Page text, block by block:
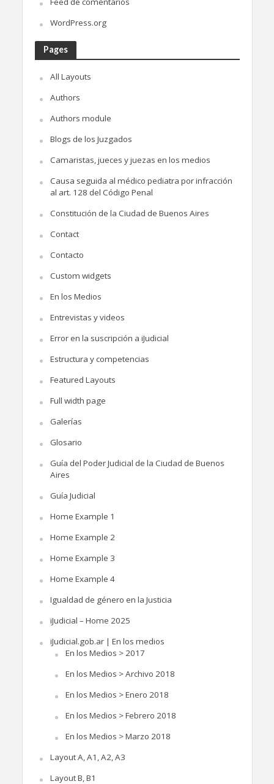
WordPress.org
Pages
All Layouts
Authors
Authors module
Blogs de los Juzgados
Camaristas, jueces y juezas en los medios
Causa seguida al médico pediatra por infracción
al art. 128 del Código Penal
Constitución de la Ciudad de Buenos Aires
Contact
Contacto
Custom widgets
En los Medios
Entrevistas y videos
Error en la suscripción a iJudicial
Estructura y competencias
Featured Layouts
Full width page
Galerías
Glosario
Guía del Poder Judicial de la Ciudad de Buenos
Aires
Guía Judicial
Home Example 1
Home Example 2
Home Example 3
Home Example 4
Igualdad de género en la Justicia
iJudicial – Home 2025
iJudicial.gob.ar | En los medios
En los Medios > 2017
En los Medios > Archivo 2018
En los Medios > Enero 2018
En los Medios > Febrero 2018
En los Medios > Marzo 2018
Layout A, A1, A2, A3
Layout B, B1